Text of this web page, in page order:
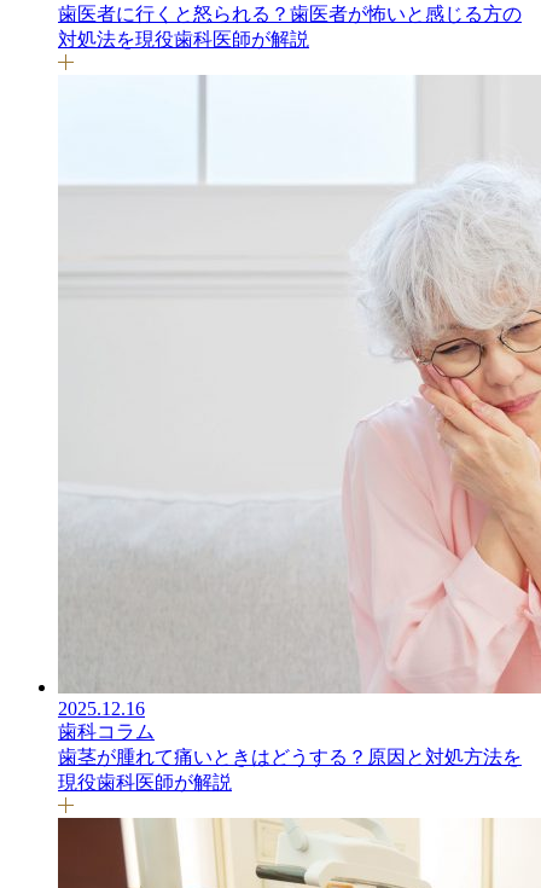
歯医者に行くと怒られる？歯医者が怖いと感じる方の
対処法を現役歯科医師が解説
2025.12.16
歯科コラム
歯茎が腫れて痛いときはどうする？原因と対処方法を
現役歯科医師が解説